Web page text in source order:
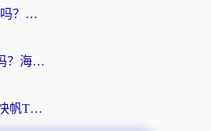
云极和Unblock Youku好用吗？海外党亲测+2026回国加速器避坑指南
ChickCN和海外回国好用吗？海外党2026亲测：从手游到影音，选对加速器的3个关键
海外党必看：雷神手游和快帆TV版好用吗？3步选对回国加速器不踩坑